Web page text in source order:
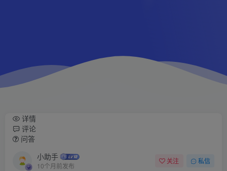
详情
评论
问答
小助手
10个月前发布
关注 私信